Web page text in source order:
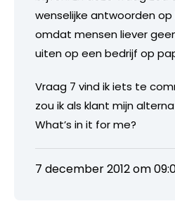
wenselijke antwoorden op
omdat mensen liever
uiten op een bedrijf op
Vraag 7 vind ik iets te
zou ik als klant mijn
What’s in it for me?
7 december 2012 om